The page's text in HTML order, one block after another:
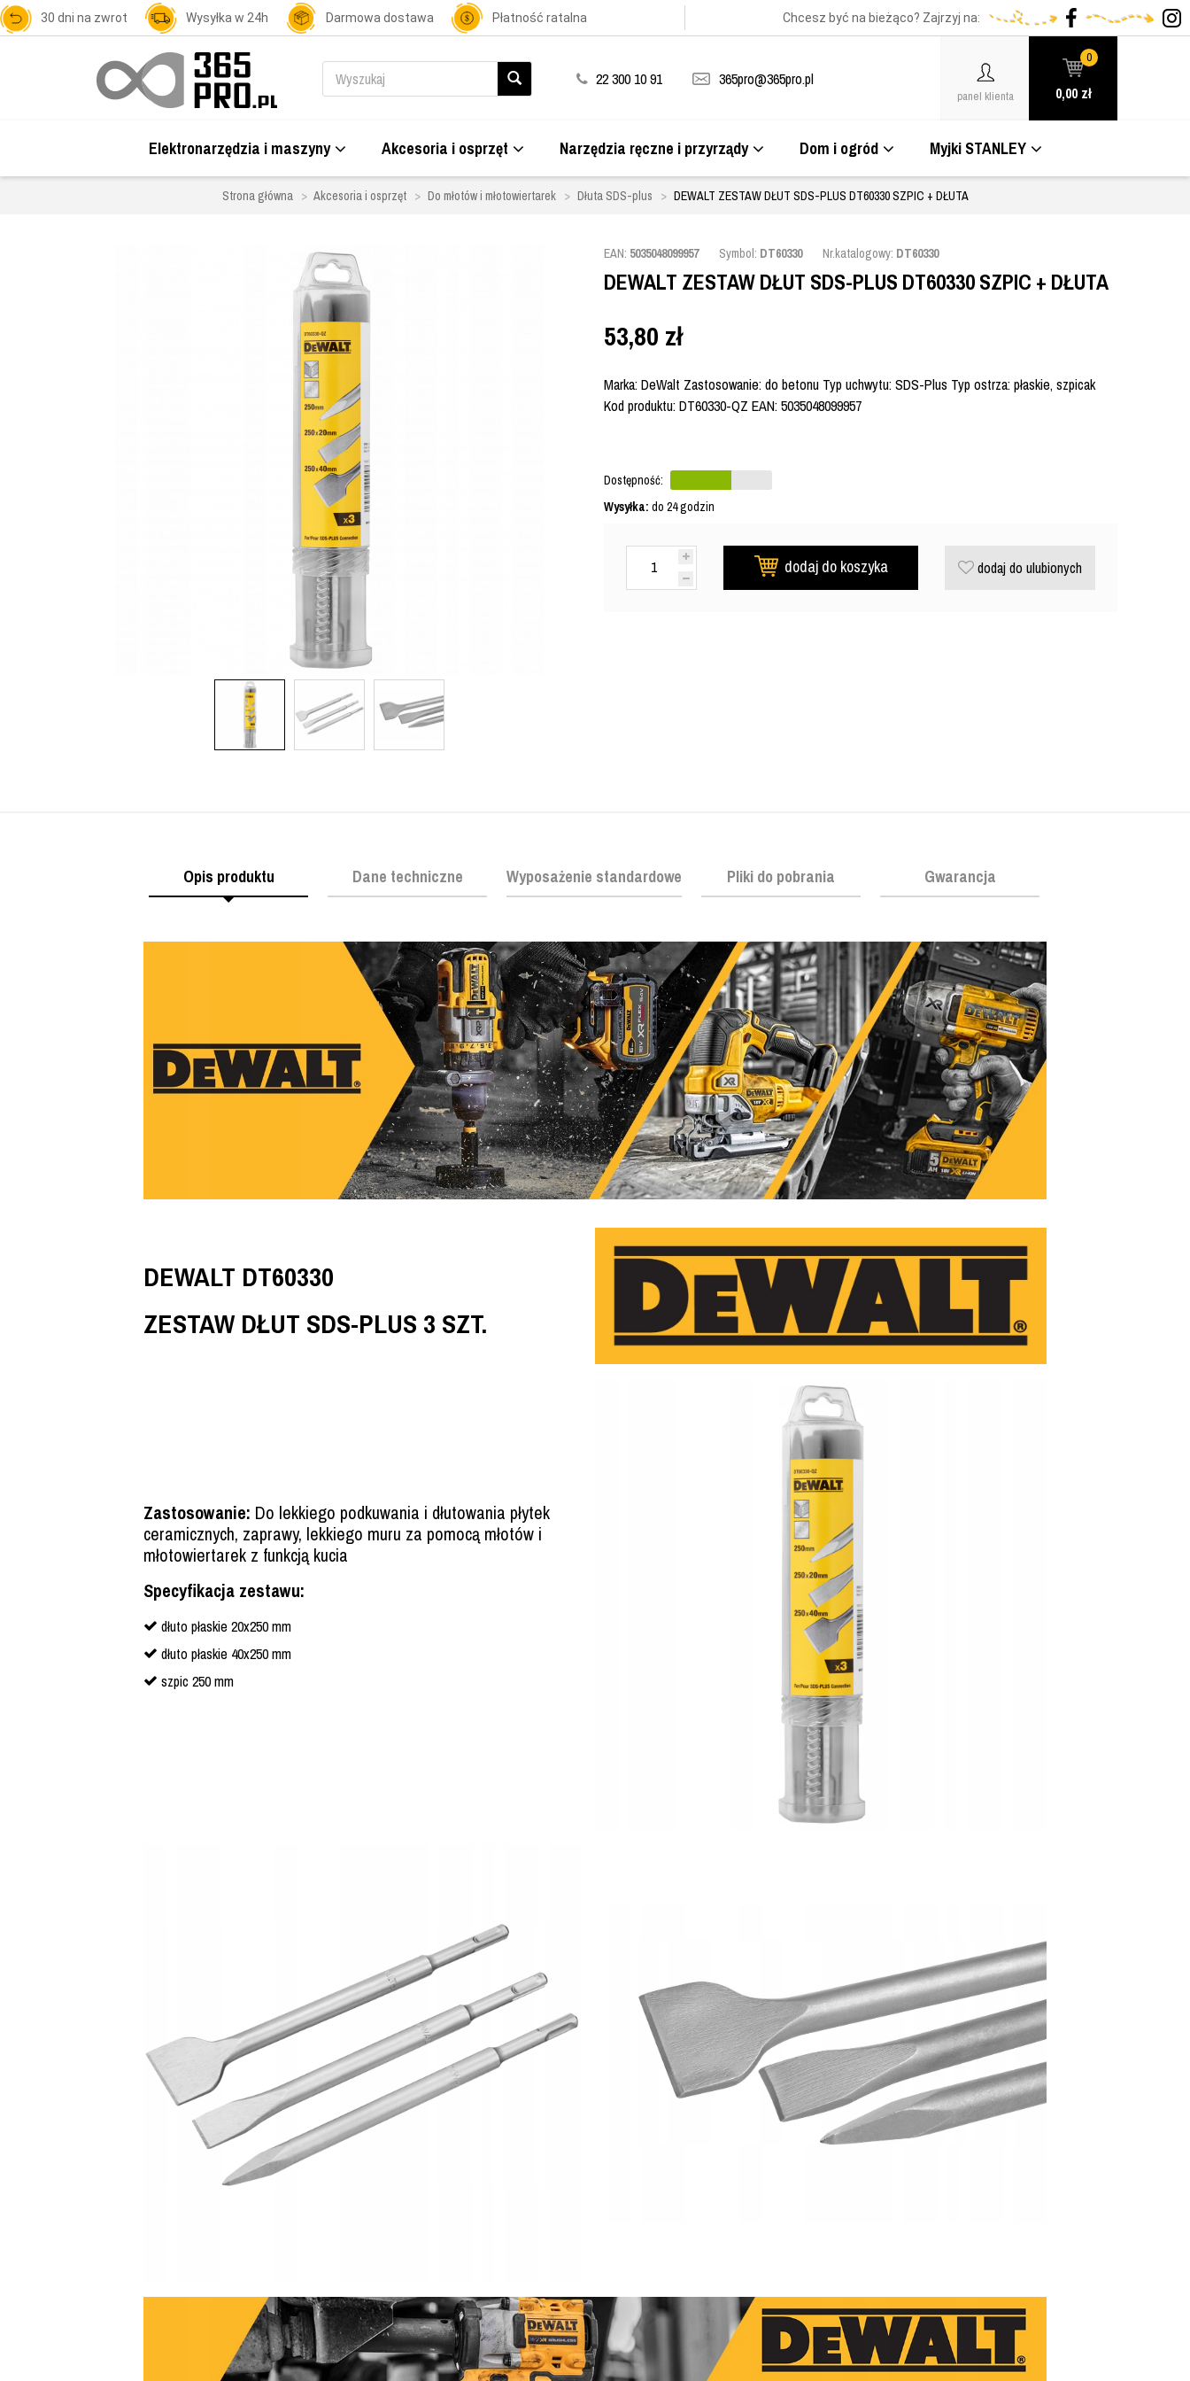
30 dni na zwrot Wysyłka w 24h Darmowa dostawa Płatność ratalna Chcesz być na bieżąco? Zajrzyj na:
22 300 10 91 365pro@365pro.pl
panel klienta
0
0,00 zł
Elektronarzędzia i maszyny Akcesoria i osprzęt Narzędzia ręczne i przyrządy Dom i ogród Myjki STANLEY
Strona główna Akcesoria i osprzęt Do młotów i młotowiertarek Dłuta SDS-plus DEWALT ZESTAW DŁUT SDS-PLUS DT60330 SZPIC + DŁUTA
EAN: 5035048099957 Symbol: DT60330 Nr.katalogowy: DT60330
DEWALT ZESTAW DŁUT SDS-PLUS DT60330 SZPIC + DŁUTA
53,80 zł
Marka: DeWalt Zastosowanie: do betonu Typ uchwytu: SDS-Plus Typ ostrza: płaskie, szpicak
Kod produktu: DT60330-QZ EAN: 5035048099957
Dostępność:
Wysyłka: do 24 godzin
dodaj do koszyka dodaj do ulubionych
Opis produktu Dane techniczne Wyposażenie standardowe Pliki do pobrania Gwarancja
DEWALT DT60330
ZESTAW DŁUT SDS-PLUS 3 SZT.
Zastosowanie: Do lekkiego podkuwania i dłutowania płytek
ceramicznych, zaprawy, lekkiego muru za pomocą młotów i
młotowiertarek z funkcją kucia
Specyfikacja zestawu:
dłuto płaskie 20x250 mm
dłuto płaskie 40x250 mm
szpic 250 mm